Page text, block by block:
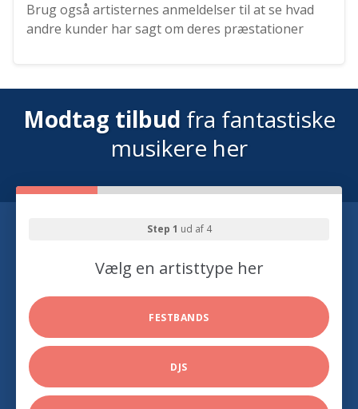
Brug også artisternes anmeldelser til at se hvad
andre kunder har sagt om deres præstationer
Modtag tilbud fra fantastiske
musikere her
Step 1 ud af 4
Vælg en artisttype her
FESTBANDS
DJS